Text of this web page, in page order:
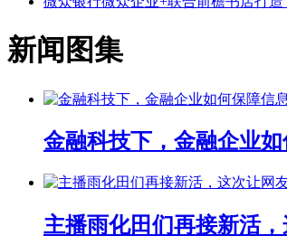
新闻图集
金融科技下，金融企业
主播雨化田们再接新活